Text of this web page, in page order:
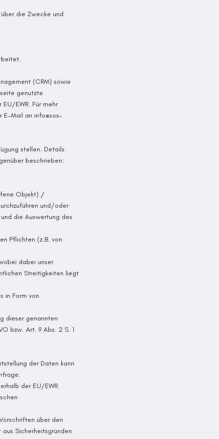
die Zwecke und
(CRM) sowie
genutzte
EWR. Für mehr
E-Mail an info@sos-
stellen. Details
beschrieben:
Objekt) /
und/oder
die Auswertung des
Pflichten (z.B. von
dabei unser
Streitigkeiten liegt
in Form von
dieser genannten
bzw. Art. 9 Abs. 2 S. 1
der Daten kann
der EU/EWR.
über den
Sicherheitsgründen